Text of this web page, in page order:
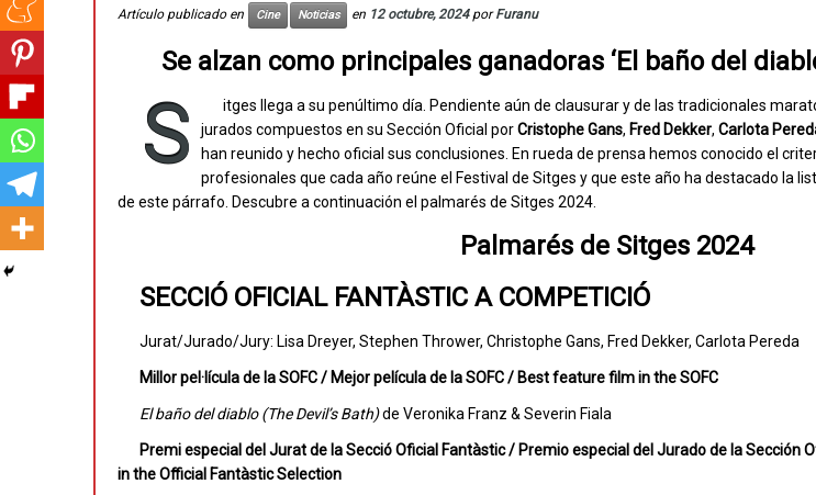
Artículo publicado en Cine Noticias en 12 octubre, 2024 porFuranu
Se alzan como principales ganadoras ‘El baño del
S
itges llega a su penúltimo día. Pendiente aún de clausurar y de las tradicionales
jurados compuestos en su Sección Oficial porCristophe Gans, Fred Dekker, Carlota
han reunido y hecho oficial sus conclusiones. En rueda de prensa hemos conocido el
profesionales que cada año reúne el Festival de Sitges y que este año ha destacado la
de este párrafo. Descubre a continuación el palmarés de Sitges 2024.
Palmarés de Sitges 2024
SECCIÓ OFICIAL FANTÀSTIC A COMPETICIÓ
Jurat/Jurado/Jury: Lisa Dreyer, Stephen Thrower, Christophe Gans, Fred Dekker, Carlota Pereda
Millor pel·lícula de la SOFC / Mejor película de la SOFC / Best feature film in the SOFC
El baño del diablo (The Devil’s Bath)de Veronika Franz & Severin Fiala
Premi especial del Jurat de la Secció Oficial Fantàstic / Premio especial del Jurado de la Sección
in the Official Fantàstic Selection